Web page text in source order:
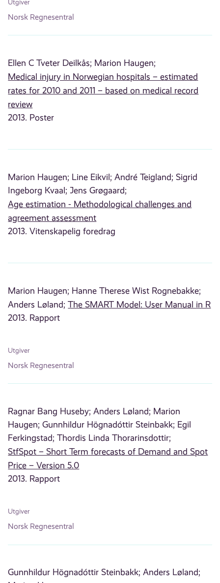
Utgiver
Norsk Regnesentral
Ellen C Tveter Deilkås; Marion Haugen;
Medical injury in Norwegian hospitals – estimated
rates for 2010 and 2011 – based on medical record
review
2013. Poster
Marion Haugen; Line Eikvil; André Teigland; Sigrid
Ingeborg Kvaal; Jens Grøgaard;
Age estimation - Methodological challenges and
agreement assessment
2013. Vitenskapelig foredrag
Marion Haugen; Hanne Therese Wist Rognebakke;
Anders Løland; The SMART Model: User Manual in R
2013. Rapport
Utgiver
Norsk Regnesentral
Ragnar Bang Huseby; Anders Løland; Marion
Haugen; Gunnhildur Högnadóttir Steinbakk; Egil
Ferkingstad; Thordis Linda Thorarinsdottir;
StfSpot – Short Term forecasts of Demand and Spot
Price – Version 5.0
2013. Rapport
Utgiver
Norsk Regnesentral
Gunnhildur Högnadóttir Steinbakk; Anders Løland;